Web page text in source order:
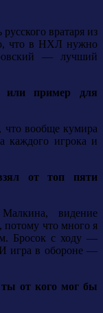
вратаря из
что в НХЛ нужно
— лучший
пример для
что вообще кумира
каждого игрока и
от топ пяти
видение
что много я
Бросок с ходу —
игра в обороне —
от кого мог бы